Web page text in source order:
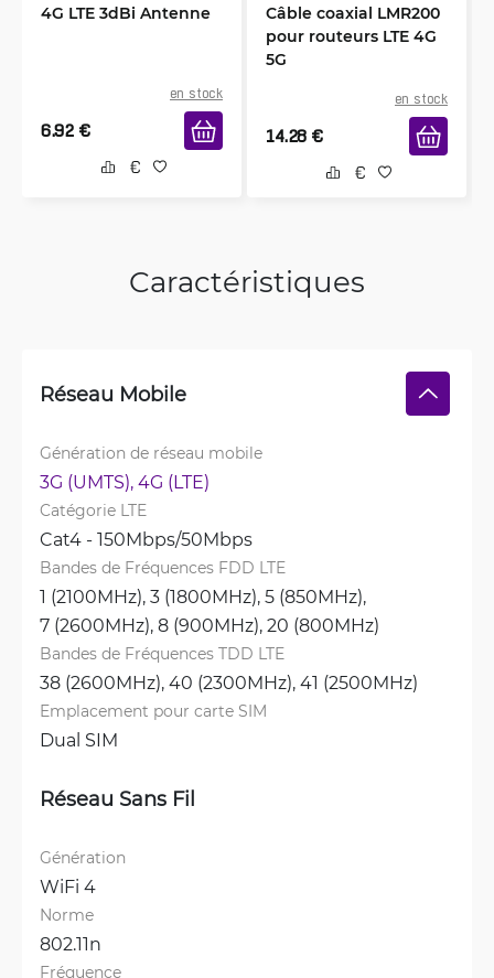
4G LTE 3dBi Antenne
en stock
6.92 €
Câble coaxial LMR200
pour routeurs LTE 4G
5G
en stock
14.28 €
Caractéristiques
Réseau Mobile
Génération de réseau mobile
3G (UMTS), 4G (LTE)
Catégorie LTE
Cat4 - 150Mbps/50Mbps
Bandes de Fréquences FDD LTE
1 (2100MHz), 3 (1800MHz), 5 (850MHz),
7 (2600MHz), 8 (900MHz), 20 (800MHz)
Bandes de Fréquences TDD LTE
38 (2600MHz), 40 (2300MHz), 41 (2500MHz)
Emplacement pour carte SIM
Dual SIM
Réseau Sans Fil
Génération
WiFi 4
Norme
802.11n
Fréquence